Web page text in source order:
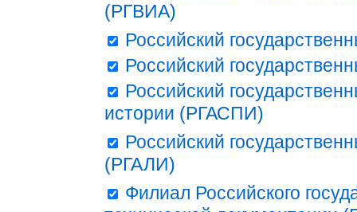
(РГВИА)
Российский
Российский
Российский
истории (РГАСПИ)
Российский
(РГАЛИ)
Филиал Российского